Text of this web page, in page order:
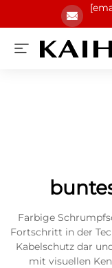
Farbige
Fortschritt in der
Kabelschutz dar
mit visuellen